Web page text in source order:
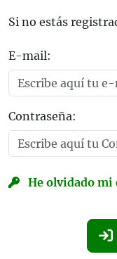
Si no estás
E-mail:
Contraseña:
He olvidado mi